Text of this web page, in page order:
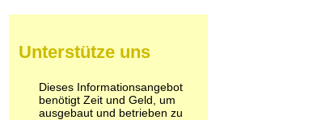
Pilze
Psychopharmaka
Schlafmittel
Schmerzmittel
Unterstütze uns
Dieses Informationsangebot
benötigt Zeit und Geld, um
ausgebaut und betrieben zu